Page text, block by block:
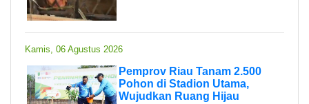
Kamis, 06 Agustus 2026
Pemprov Riau Tanam 2.500
Pohon di Stadion Utama,
Wujudkan Ruang Hijau